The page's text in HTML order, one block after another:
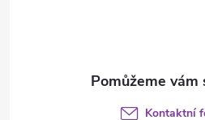
Kontaktní